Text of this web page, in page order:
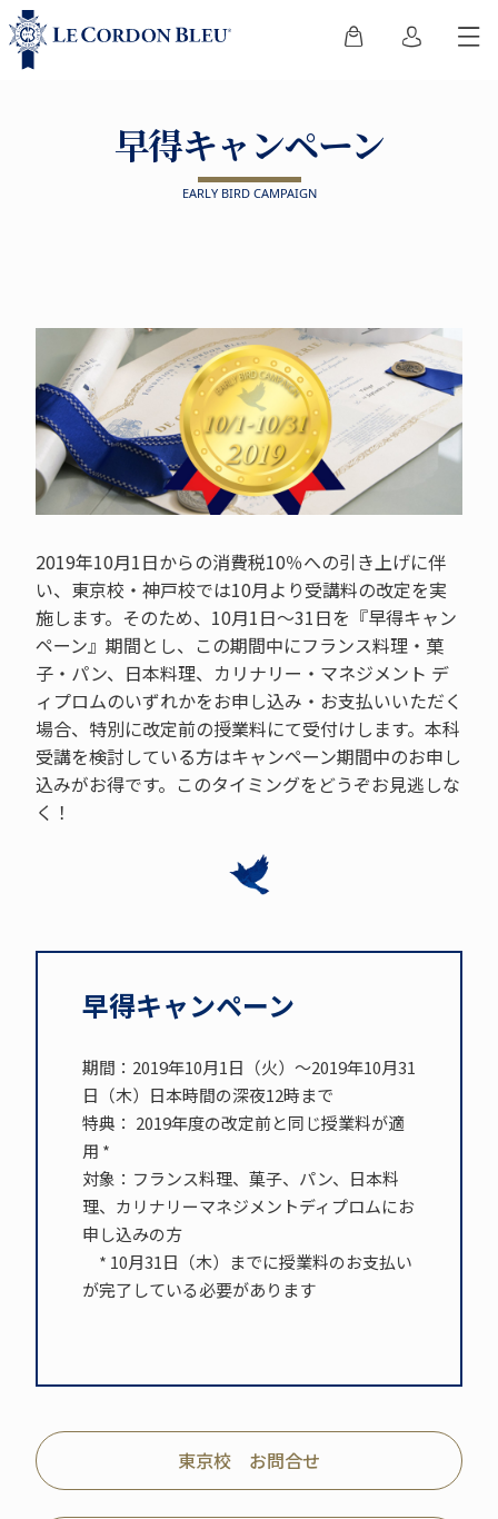
早得キャンペーン
EARLY BIRD CAMPAIGN
2019年10月1日からの消費税10％への引き上げに伴
い、東京校・神戸校では10月より受講料の改定を実
施します。そのため、10月1日～31日を『早得キャン
ペーン』期間とし、この期間中にフランス料理・菓
子・パン、日本料理、カリナリー・マネジメント デ
ィプロムのいずれかをお申し込み・お支払いいただく
場合、特別に改定前の授業料にて受付けします。本科
受講を検討している方はキャンペーン期間中のお申し
込みがお得です。このタイミングをどうぞお見逃しな
く！
早得キャンペーン
期間：2019年10月1日（火）～2019年10月31
日（木）日本時間の深夜12時まで
特典： 2019年度の改定前と同じ授業料が適
用 *
対象：フランス料理、菓子、パン、日本料
理、カリナリーマネジメントディプロムにお
申し込みの方
* 10月31日（木）までに授業料のお支払い
が完了している必要があります
東京校 お問合せ